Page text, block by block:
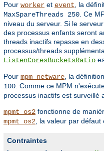
Pour worker et event, la
MaxSpareThreads 250. Ce
niveau du serveur. Si le
des processus enfants seront
threads inactifs repasse en
processus/threads
ListenCoresBucketsRatio
Pour mpm_netware, la
100. Comme ce MPM
processus inactifs est surveillé
mpmt_os2 fonctionne de
mpmt_os2, la valeur par défaut
Contraintes